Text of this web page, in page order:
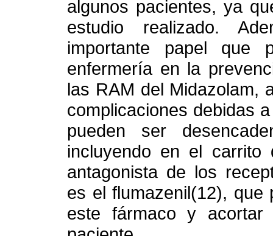
algunos pacientes, ya
estudio realizado.
importante papel que
enfermería en la
las RAM del Midazolam,
complicaciones debidas
pueden ser
incluyendo en el
antagonista de los
es el flumazenil(12),
este fármaco y